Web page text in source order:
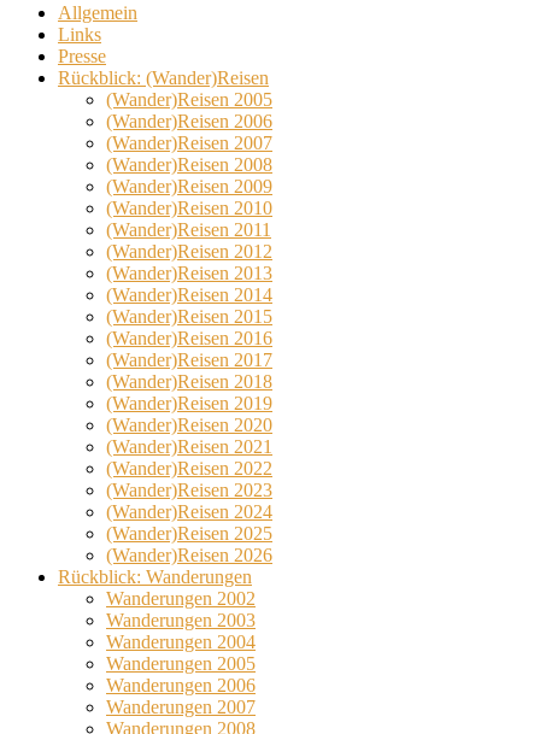
Allgemein
Links
Presse
Rückblick: (Wander)Reisen
(Wander)Reisen 2005
(Wander)Reisen 2006
(Wander)Reisen 2007
(Wander)Reisen 2008
(Wander)Reisen 2009
(Wander)Reisen 2010
(Wander)Reisen 2011
(Wander)Reisen 2012
(Wander)Reisen 2013
(Wander)Reisen 2014
(Wander)Reisen 2015
(Wander)Reisen 2016
(Wander)Reisen 2017
(Wander)Reisen 2018
(Wander)Reisen 2019
(Wander)Reisen 2020
(Wander)Reisen 2021
(Wander)Reisen 2022
(Wander)Reisen 2023
(Wander)Reisen 2024
(Wander)Reisen 2025
(Wander)Reisen 2026
Rückblick: Wanderungen
Wanderungen 2002
Wanderungen 2003
Wanderungen 2004
Wanderungen 2005
Wanderungen 2006
Wanderungen 2007
Wanderungen 2008